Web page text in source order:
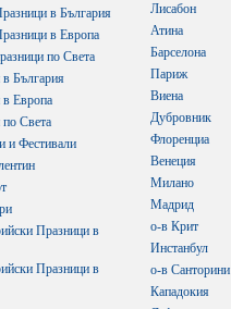
в България
в Европа
по Света
България
в Европа
Света
и Фестивали
Празници в
Празници в
Лисабон
Атина
Барселона
Париж
Виена
Дубровник
Флоренциа
Венеция
Милано
Мадрид
о-в Крит
Инстанбул
о-в Санторини
Кападокия